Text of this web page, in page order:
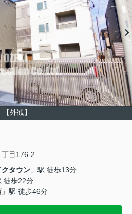
【外観】
目176-2
タウン 」駅 徒歩13分
徒歩22分
」駅 徒歩46分